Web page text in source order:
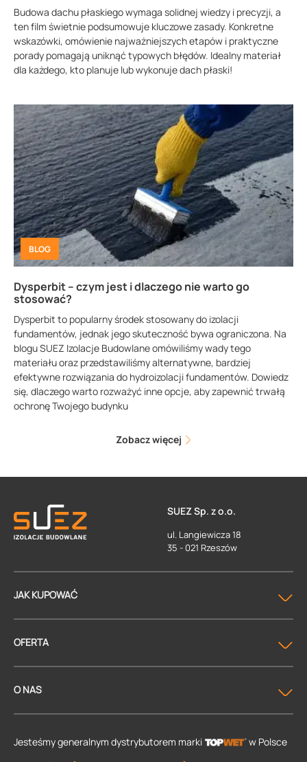
Budowa dachu płaskiego wymaga solidnej wiedzy i precyzji, a
ten film świetnie podsumowuje kluczowe zasady. Konkretne
wskazówki, omówienie najważniejszych etapów i praktyczne
porady pomagają uniknąć typowych błędów. Idealny materiał
dla każdego, kto planuje lub wykonuje dach płaski!
BLOG
Dysperbit – czym jest i dlaczego nie warto go
stosować?
Dysperbit to popularny środek stosowany do izolacji
fundamentów, jednak jego skuteczność bywa ograniczona. Na
blogu SUEZ Izolacje Budowlane omówiliśmy wady tego
materiału oraz przedstawiliśmy alternatywne, bardziej
efektywne rozwiązania do hydroizolacji fundamentów. Dowiedz
się, dlaczego warto rozważyć inne opcje, aby zapewnić trwałą
ochronę Twojego budynku
Zobacz więcej
SUEZ Sp. z o.o.
ul. Langiewicza 18
35 - 021 Rzeszów
JAK KUPOWAĆ
OFERTA
O NAS
Jesteśmy generalnym dystrybutorem marki w Polsce